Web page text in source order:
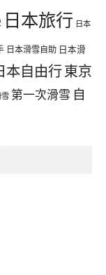
日本旅行 日本
日本滑雪自助 日本滑
本自由行東京
第一次滑雪 自